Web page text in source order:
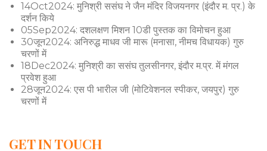
14Oct2024: मुनिश्री ससंघ ने जैन मंदिर विजयनगर (इंदौर म. प्र.) के
दर्शन किये
05Sep2024: दशलक्षण मिशन 10डी पुस्तक का विमोचन हुआ
30जून2024: अनिरुद्ध माधव जी मारू (मनासा, नीमच विधायक) गुरु
चरणों में
18Dec2024: मुनिश्री का ससंघ तुलसीनगर, इंदौर म.प्र. में मंगल
प्रवेश हुआ
28जून2024: एस पी भारील जी (मोटिवेशनल स्पीकर, जयपुर) गुरु
चरणों में
GET IN TOUCH